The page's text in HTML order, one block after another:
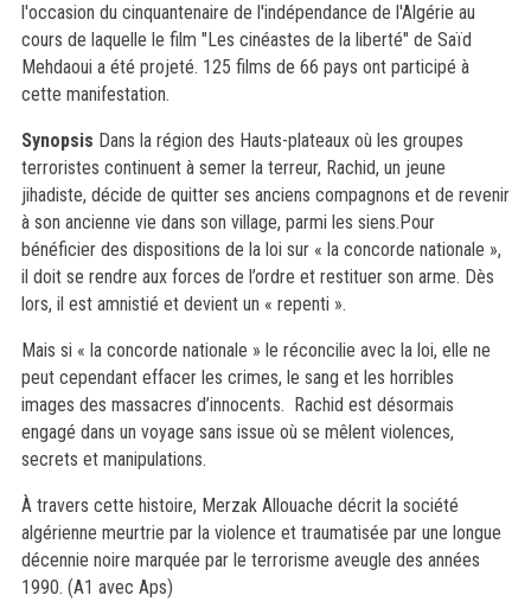
l'occasion du cinquantenaire de l'indépendance de l'Algérie au
cours de laquelle le film "Les cinéastes de la liberté" de Saïd
Mehdaoui a été projeté. 125 films de 66 pays ont participé à
cette manifestation.
Synopsis Dans la région des Hauts-plateaux où les groupes
terroristes continuent à semer la terreur, Rachid, un jeune
jihadiste, décide de quitter ses anciens compagnons et de revenir
à son ancienne vie dans son village, parmi les siens.Pour
bénéficier des dispositions de la loi sur « la concorde nationale »,
il doit se rendre aux forces de l’ordre et restituer son arme. Dès
lors, il est amnistié et devient un « repenti ».
Mais si « la concorde nationale » le réconcilie avec la loi, elle ne
peut cependant effacer les crimes, le sang et les horribles
images des massacres d’innocents. Rachid est désormais
engagé dans un voyage sans issue où se mêlent violences,
secrets et manipulations.
À travers cette histoire, Merzak Allouache décrit la société
algérienne meurtrie par la violence et traumatisée par une longue
décennie noire marquée par le terrorisme aveugle des années
1990. (A1 avec Aps)